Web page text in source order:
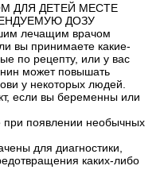
ДЛЯ ДЕТЕЙ МЕСТЕ
ДОЗУ
лечащим врачом
вы принимаете какие-
по рецепту, или у вас
может повышать
у некоторых людей.
если вы беременны или
при появлении необычных
для диагностики,
каких-либо